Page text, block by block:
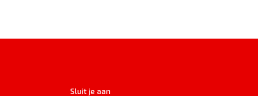
Sluit je aan